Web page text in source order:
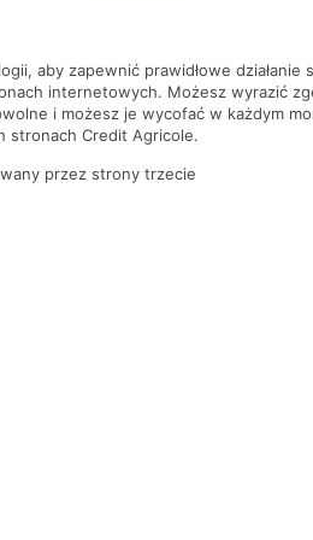
aby zapewnić prawidłowe
internetowych. Możesz wyrazić
i możesz je wycofać w każdym
stronach Credit Agricole.
przez strony trzecie